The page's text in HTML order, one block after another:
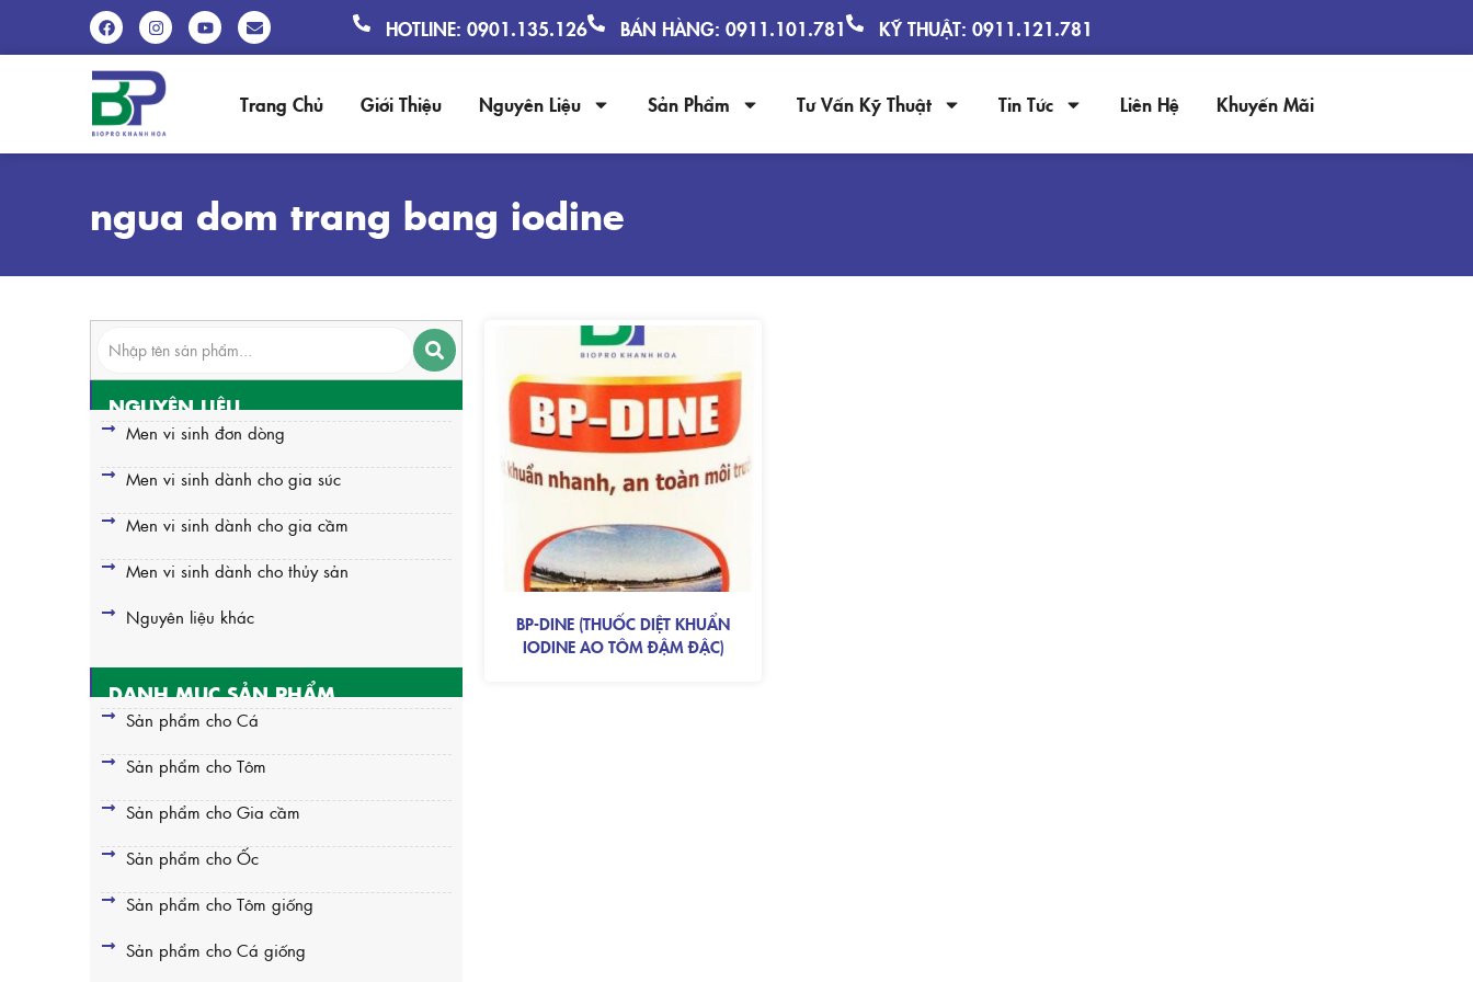
HOTLINE: 0901.135.126 BÁN HÀNG: 0911.101.781 KỸ THUẬT: 0911.121.781
Trang Chủ Giới Thiệu Nguyên Liệu Sản Phẩm Tư Vấn Kỹ Thuật Tin Tức Liên Hệ Khuyến Mãi
ngua dom trang bang iodine
NGUYÊN LIỆU
Men vi sinh đơn dòng
Men vi sinh dành cho gia súc
Men vi sinh dành cho gia cầm
Men vi sinh dành cho thủy sản
Nguyên liệu khác
DANH MỤC SẢN PHẨM
Sản phẩm cho Cá
Sản phẩm cho Tôm
Sản phẩm cho Gia cầm
Sản phẩm cho Ốc
Sản phẩm cho Tôm giống
Sản phẩm cho Cá giống
BP-DINE (THUỐC DIỆT KHUẨN
IODINE AO TÔM ĐẬM ĐẶC)